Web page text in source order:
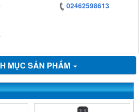
02462598613
MỤC SẢN PHẨM